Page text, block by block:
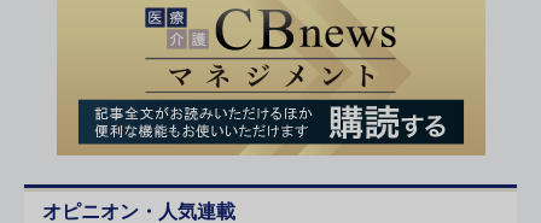
オピニオン・人気連載